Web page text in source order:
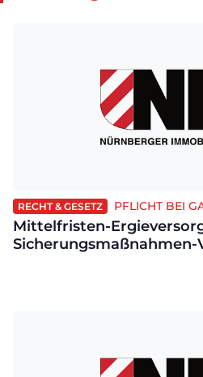
RECHT & GESETZ PFLICHT BEI
Mittelfristen-
Sicherungsmaßnahmen-